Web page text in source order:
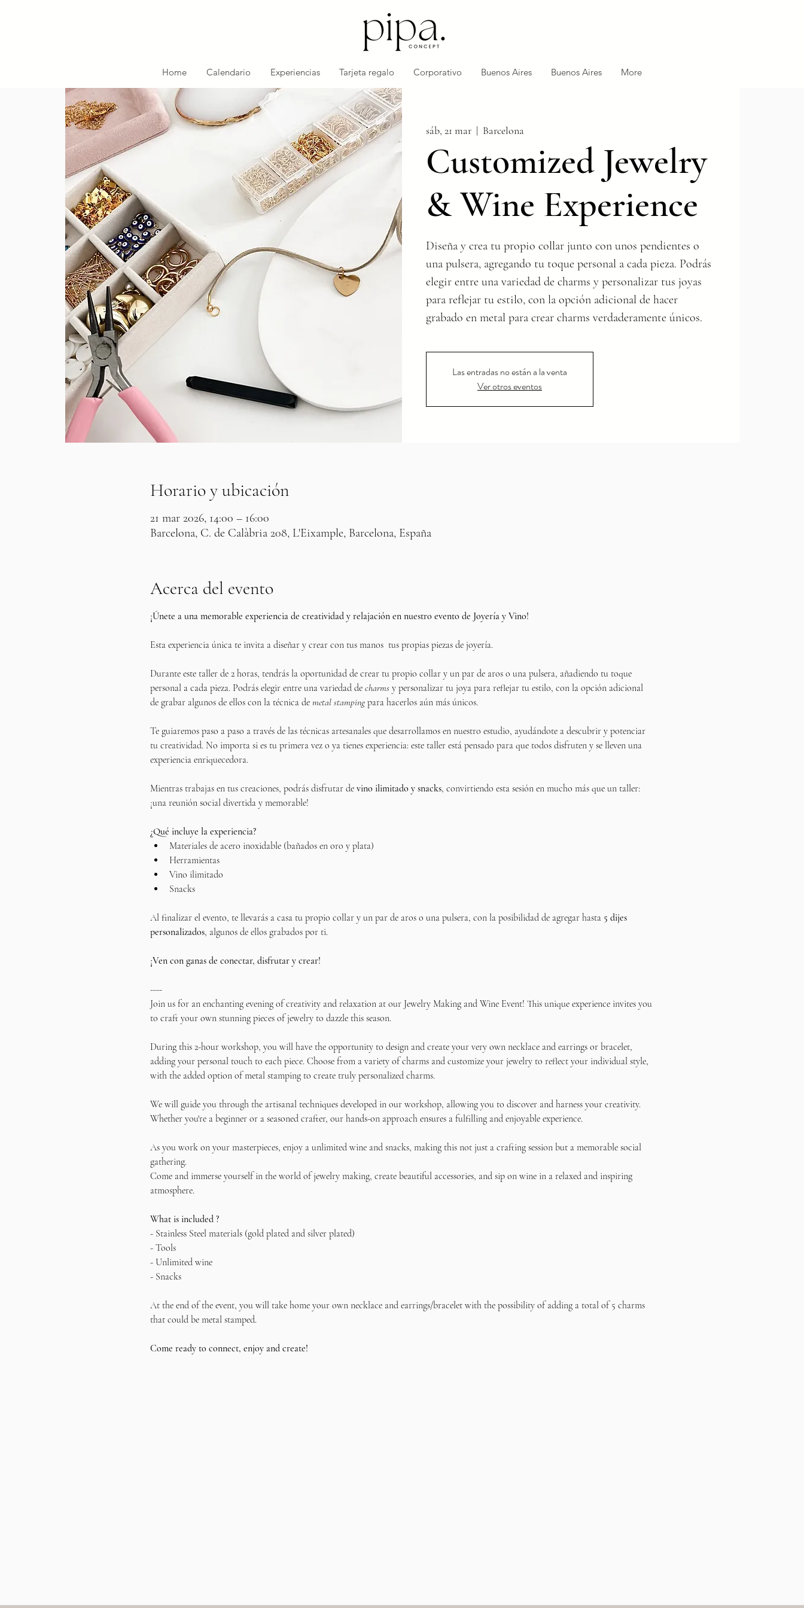
Home Calendario Experiencias Tarjeta regalo Corporativo Buenos Aires Buenos Aires More
sáb, 21 mar
  |
Barcelona
Customized Jewelry
& Wine Experience
Diseña y crea tu propio collar junto con unos pendientes o
una pulsera, agregando tu toque personal a cada pieza. Podrás
elegir entre una variedad de charms y personalizar tus joyas
para reflejar tu estilo, con la opción adicional de hacer
grabado en metal para crear charms verdaderamente únicos.
Las entradas no están a la venta
Ver otros eventos
Horario y ubicación
21 mar 2026, 14:00 – 16:00
Barcelona, C. de Calàbria 208, L'Eixample, Barcelona, España
Acerca del evento
¡Únete a una memorable experiencia de creatividad y relajación en nuestro evento de Joyería y Vino!
Esta experiencia única te invita a diseñar y crear con tus manos  tus propias piezas de joyería.
Durante este taller de 2 horas, tendrás la oportunidad de crear tu propio collar y un par de aros o una pulsera, añadiendo tu toque
personal a cada pieza. Podrás elegir entre una variedad de charms y personalizar tu joya para reflejar tu estilo, con la opción adicional
de grabar algunos de ellos con la técnica de metal stamping para hacerlos aún más únicos.
Te guiaremos paso a paso a través de las técnicas artesanales que desarrollamos en nuestro estudio, ayudándote a descubrir y potenciar
tu creatividad. No importa si es tu primera vez o ya tienes experiencia: este taller está pensado para que todos disfruten y se lleven una
experiencia enriquecedora.
Mientras trabajas en tus creaciones, podrás disfrutar de vino ilimitado y snacks, convirtiendo esta sesión en mucho más que un taller:
¡una reunión social divertida y memorable!
¿Qué incluye la experiencia?
Materiales de acero inoxidable (bañados en oro y plata)
Herramientas
Vino ilimitado
Snacks
Al finalizar el evento, te llevarás a casa tu propio collar y un par de aros o una pulsera, con la posibilidad de agregar hasta 5 dijes
personalizados, algunos de ellos grabados por ti.
¡Ven con ganas de conectar, disfrutar y crear!
----
Join us for an enchanting evening of creativity and relaxation at our Jewelry Making and Wine Event! This unique experience invites you
to craft your own stunning pieces of jewelry to dazzle this season.
During this 2-hour workshop, you will have the opportunity to design and create your very own necklace and earrings or bracelet,
adding your personal touch to each piece. Choose from a variety of charms and customize your jewelry to reflect your individual style,
with the added option of metal stamping to create truly personalized charms.
We will guide you through the artisanal techniques developed in our workshop, allowing you to discover and harness your creativity.
Whether you're a beginner or a seasoned crafter, our hands-on approach ensures a fulfilling and enjoyable experience.
As you work on your masterpieces, enjoy a unlimited wine and snacks, making this not just a crafting session but a memorable social
gathering.
Come and immerse yourself in the world of jewelry making, create beautiful accessories, and sip on wine in a relaxed and inspiring
atmosphere.
What is included ?
- Stainless Steel materials (gold plated and silver plated)
- Tools
- Unlimited wine
- Snacks
At the end of the event, you will take home your own necklace and earrings/bracelet with the possibility of adding a total of 5 charms
that could be metal stamped.
Come ready to connect, enjoy and create!